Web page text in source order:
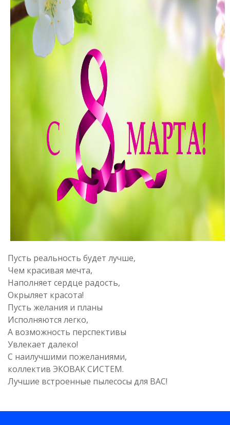
Пусть реальность будет лучше,
Чем красивая мечта,
Наполняет сердце радость,
Окрыляет красота!
Пусть желания и планы
Исполняются легко,
А возможность перспективы
Увлекает далеко!
С наилучшими пожеланиями,
коллектив ЭКОВАК СИСТЕМ.
Лучшие встроенные пылесосы для ВАС!